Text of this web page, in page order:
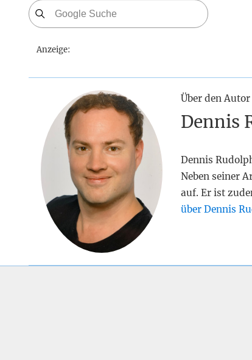
Anzeige:
Über den Autor
Dennis
Dennis
Neben seiner
auf. Er ist
über Dennis